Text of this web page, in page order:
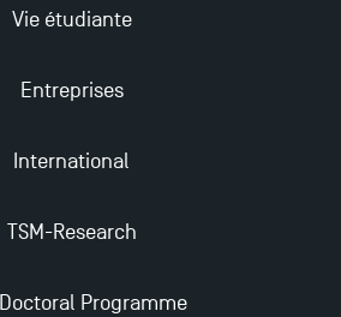
Vie étudiante
Entreprises
International
TSM-Research
Programme